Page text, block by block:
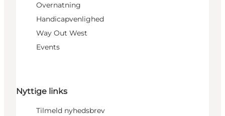
Overnatning
Handicapvenlighed
Way Out West
Events
Nyttige links
Tilmeld nyhedsbrev